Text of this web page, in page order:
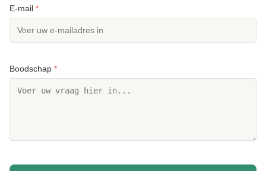
E-mail *
Boodschap *